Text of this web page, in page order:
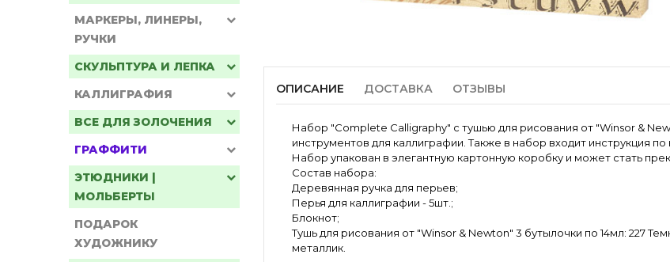
МАРКЕРЫ, ЛИНЕРЫ,
РУЧКИ
СКУЛЬПТУРА И ЛЕПКА
КАЛЛИГРАФИЯ
ВСЕ ДЛЯ ЗОЛОЧЕНИЯ
ГРАФФИТИ
ЭТЮДНИКИ |
МОЛЬБЕРТЫ
ПОДАРОК
ХУДОЖНИКУ
ОПИСАНИЕ ДОСТАВКА ОТЗЫВЫ
Набор "Complete Calligraphy" с тушью для рисования от "Winsor &
инструментов для каллиграфии. Также в набор входит инструкция
Набор упакован в элегантную картонную коробку и может стать
Состав набора:
Деревянная ручка для перьев;
Перья для каллиграфии - 5шт.;
Блокнот;
Тушь для рисования от "Winsor & Newton" 3 бутылочки по 14мл: 227
металлик.